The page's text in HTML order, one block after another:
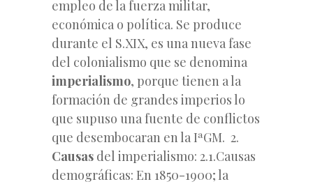
empleo de la fuerza militar,
económica o política. Se produce
durante el S.XIX, es una nueva fase
del colonialismo que se denomina
imperialismo, porque tienen a la
formación de grandes imperios lo
que supuso una fuente de conflictos
que desembocaran en la IªGM. 2.
Causas del imperialismo: 2.1.Causas
demográficas: En 1850-1900; la